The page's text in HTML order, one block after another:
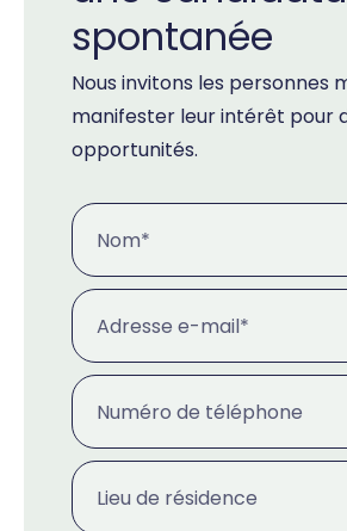
spontanée
Nous invitons les personnes
manifester leur intérêt pour
opportunités.